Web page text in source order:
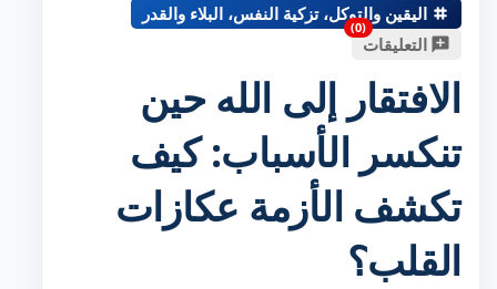
اليقين والتوكل، تزكية النفس، البلاء والقدر
التعليقات
الافتقار إلى الله حين
تنكسر الأسباب: كيف
تكشف الأزمة عكازات
القلب؟